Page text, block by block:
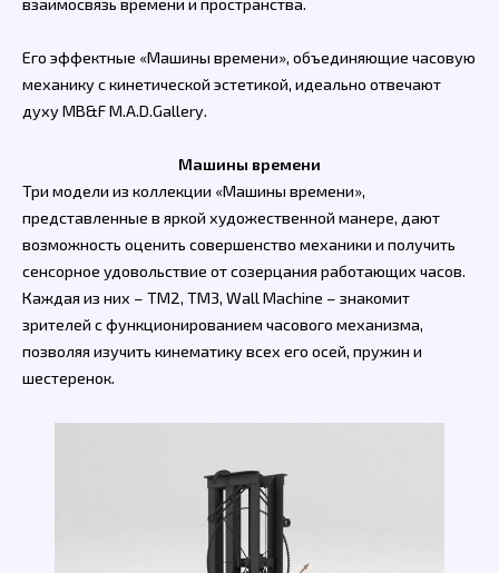
Его эффектные «Машины времени», объединяющие часовую
механику с кинетической эстетикой, идеально отвечают
духу MB&F M.A.D.Gallery.
Машины времени
Три модели из коллекции «Машины времени»,
представленные в яркой художественной манере, дают
возможность оценить совершенство механики и получить
сенсорное удовольствие от созерцания работающих часов.
Каждая из них – TM2, TM3, Wall Machine – знакомит
зрителей с функционированием часового механизма,
позволяя изучить кинематику всех его осей, пружин и
шестеренок.